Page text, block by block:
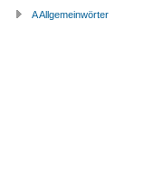
A Allgemeinwörter